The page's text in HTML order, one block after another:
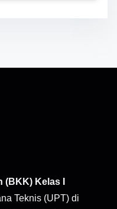
Kelas I
Teknis (UPT) di